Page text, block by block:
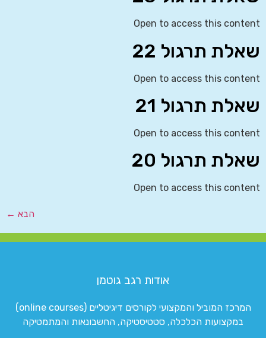
Open to access this content
שאלת תרגול 22
Open to access this content
שאלת תרגול 21
Open to access this content
שאלת תרגול 20
Open to access this content
הבא ←
אודות רגב גוטמן
המרכז המוביל והמקצועי לקורסים דיגיטליים (online courses)
במקצועות הכלכלה, סטטיסטיקה, החשבונאות והמתמטיקה